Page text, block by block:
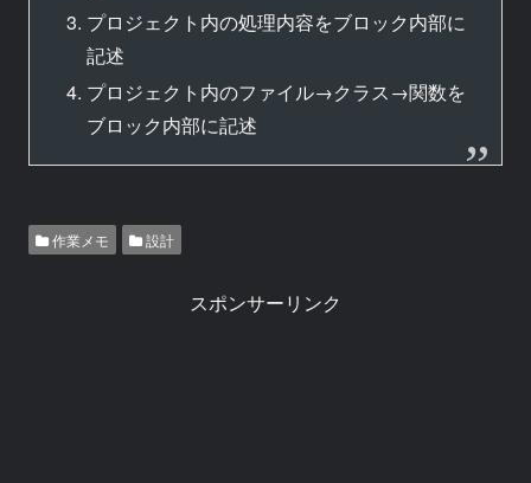
プロジェクト内の処理内容をブロック内部に
記述
プロジェクト内のファイル→クラス→関数を
ブロック内部に記述
作業メモ 設計
スポンサーリンク